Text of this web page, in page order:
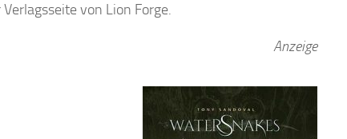
von Lion Forge.
Anzeige